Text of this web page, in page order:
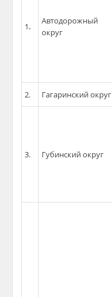
1.
Автодорожный
округ
2. Гагаринский округ
3. Губинский округ